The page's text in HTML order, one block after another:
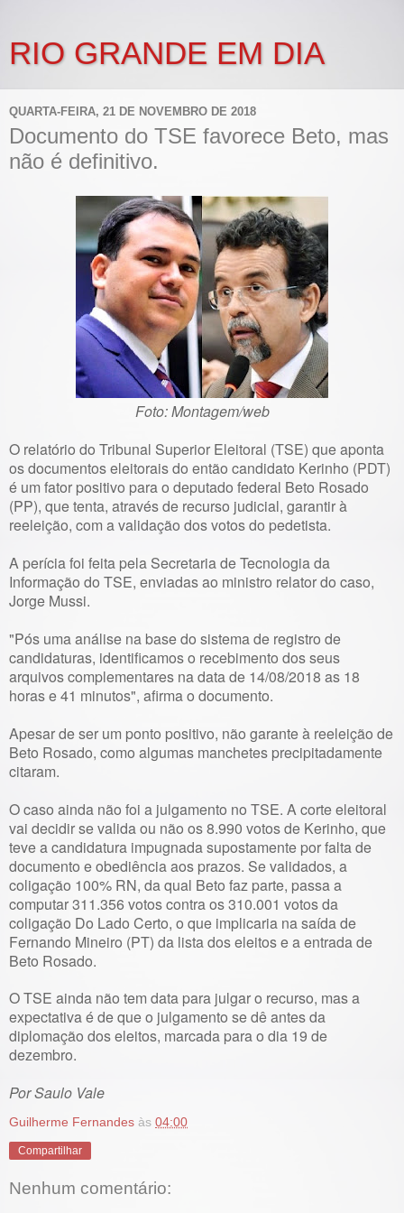
RIO GRANDE EM DIA
QUARTA-FEIRA, 21 DE NOVEMBRO DE 2018
Documento do TSE favorece Beto, mas
não é definitivo.
Foto: Montagem/web
O relatório do Tribunal Superior Eleitoral (TSE) que aponta
os documentos eleitorais do então candidato Kerinho (PDT)
é um fator positivo para o deputado federal Beto Rosado
(PP), que tenta, através de recurso judicial, garantir à
reeleição, com a validação dos votos do pedetista.
A perícia foi feita pela Secretaria de Tecnologia da
Informação do TSE, enviadas ao ministro relator do caso,
Jorge Mussi.
"Pós uma análise na base do sistema de registro de
candidaturas, identificamos o recebimento dos seus
arquivos complementares na data de 14/08/2018 as 18
horas e 41 minutos", afirma o documento.
Apesar de ser um ponto positivo, não garante à reeleição de
Beto Rosado, como algumas manchetes precipitadamente
citaram.
O caso ainda não foi a julgamento no TSE. A corte eleitoral
vai decidir se valida ou não os 8.990 votos de Kerinho, que
teve a candidatura impugnada supostamente por falta de
documento e obediência aos prazos. Se validados, a
coligação 100% RN, da qual Beto faz parte, passa a
computar 311.356 votos contra os 310.001 votos da
coligação Do Lado Certo, o que implicaria na saída de
Fernando Mineiro (PT) da lista dos eleitos e a entrada de
Beto Rosado.
O TSE ainda não tem data para julgar o recurso, mas a
expectativa é de que o julgamento se dê antes da
diplomação dos eleitos, marcada para o dia 19 de
dezembro.
Por Saulo Vale
Guilherme Fernandes às 04:00
Compartilhar
Nenhum comentário: